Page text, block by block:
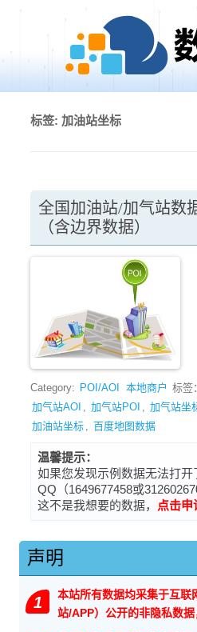
标签: 加油站坐标
全国加油站/加气站数
（含边界数据）
Category: POI/AOI 本地商户 标签：
加气站AOI , 加气站POI , 加气站坐
加油站坐标 , 百度地图数据
温馨提示：
如果您发现示例数据无法打
QQ（1649677458或
这不是我想要的数据，
点击申
声明
1
本站所有数据均采集于互联
站/APP）公开的非隐私数据